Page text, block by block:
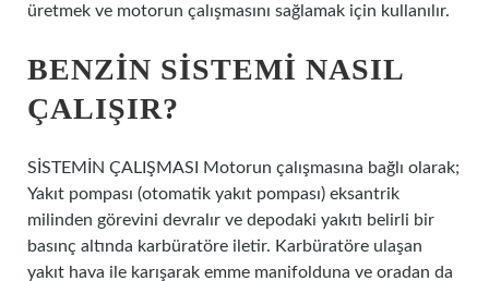
üretmek ve motorun çalışmasını sağlamak için kullanılır.
BENZIN SISTEMI NASIL
ÇALIŞIR?
SİSTEMİN ÇALIŞMASI Motorun çalışmasına bağlı olarak;
Yakıt pompası (otomatik yakıt pompası) eksantrik
milinden görevini devralır ve depodaki yakıtı belirli bir
basınç altında karbüratöre iletir. Karbüratöre ulaşan
yakıt hava ile karışarak emme manifolduna ve oradan da